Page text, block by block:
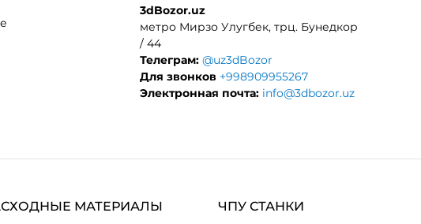
3dBozor.uz
метро Мирзо Улугбек, трц. Бунедкор
/ 44
Телеграм: @uz3dBozor
Для звонков +998909955267
Электронная почта: info@3dbozor.uz
МАТЕРИАЛЫ ЧПУ СТАНКИ